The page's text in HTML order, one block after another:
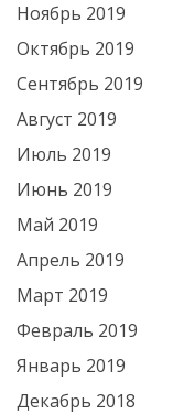
Ноябрь 2019
Октябрь 2019
Сентябрь 2019
Август 2019
Июль 2019
Июнь 2019
Май 2019
Апрель 2019
Март 2019
Февраль 2019
Январь 2019
Декабрь 2018